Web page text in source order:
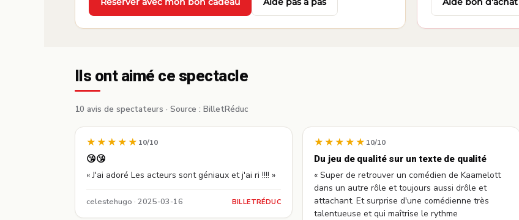
·
Ils ont aimé ce spectacle
10 avis de spectateurs · Source : BilletRéduc
★★★★★ 10/10
😘😘
« J'ai adoré Les acteurs sont géniaux et j'ai ri !!!! »
celestehugo · 2025-03-16 BILLETRÉDUC
★★★★★ 10/10
Du jeu de qualité sur un texte de qualité
« Super de retrouver un comédien de Kaamelott
dans un autre rôle et toujours aussi drôle et
attachant. Et surprise d'une comédienne très
talentueuse et qui maîtrise le rythme